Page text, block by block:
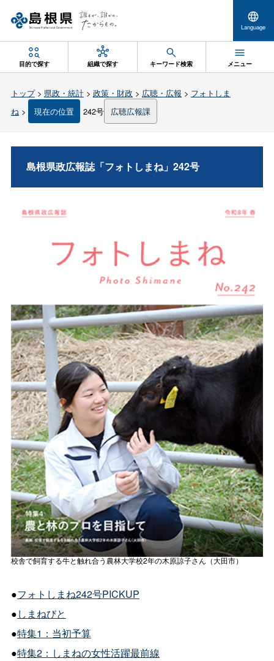
Language
目的で探す 組織で探す キーワード検索 メニュー
トップ> 県政・統計> 政策・財政 > 広聴・広報 > フォトしま
ね> 現在の位置 242号 広聴広報課
島根県政広報誌「フォトしまね」242号
校舎で飼育する牛と触れ合う農林大学校2年の木原諒子さん（大田市）
●フォトしまね242号PICKUP
●しまねびと
●特集1：当初予算
●特集2：しまねの女性活躍最前線